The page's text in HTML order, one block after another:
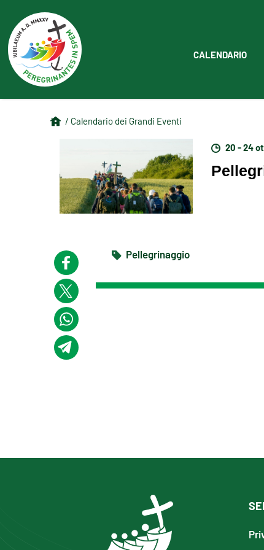
CALENDARIO
/ Calendario dei Grandi Eventi
20 - 24
Pellegrinaggio